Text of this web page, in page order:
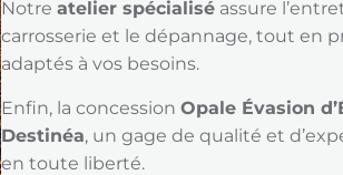
Notre atelier spécialisé assure
carrosserie et le dépannage, tout en
adaptés à vos besoins.
Enfin, la concession Opale Évasion
Destinéa, un gage de qualité et
en toute liberté.